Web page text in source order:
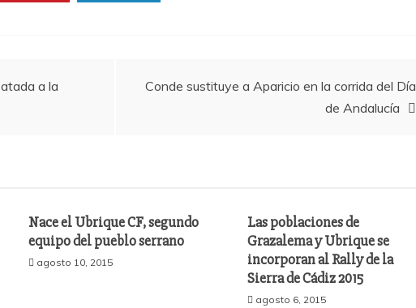
a la
Conde sustituye a Aparicio en la corrida del Día
de Andalucía
Nace el Ubrique CF, segundo
equipo del pueblo serrano
agosto 10, 2015
Las poblaciones de
Grazalema y Ubrique se
incorporan al Rally de la
Sierra de Cádiz 2015
agosto 6, 2015